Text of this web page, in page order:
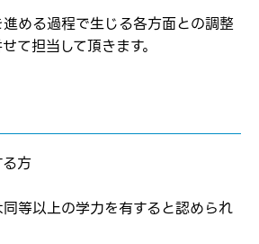
める過程で生じる各方面との調整
て担当して頂きます。
方
同等以上の学力を有すると認められ